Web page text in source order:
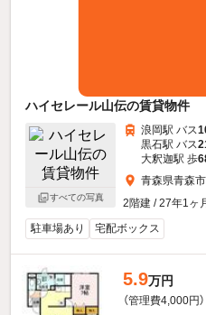
ハイセレール山伝の賃貸物件
すべての写真
浪岡駅 バス
黒石駅 バス
大釈迦駅 歩
青森県青森
2階建 / 27年1ヶ
駐車場あり
宅配ボックス
5.9万円
（管理費4,000円）